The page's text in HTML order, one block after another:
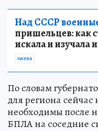
Над СССР
пришельцев: как
искала и изучала
НАУКА
По словам
для региона
необходимы после
БПЛА на соседние